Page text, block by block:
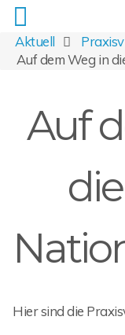
Aktuell
Auf dem Weg in
Auf
Hier sind die